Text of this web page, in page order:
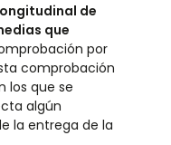
de
que
por
comprobación
los que se
algún
la entrega de la